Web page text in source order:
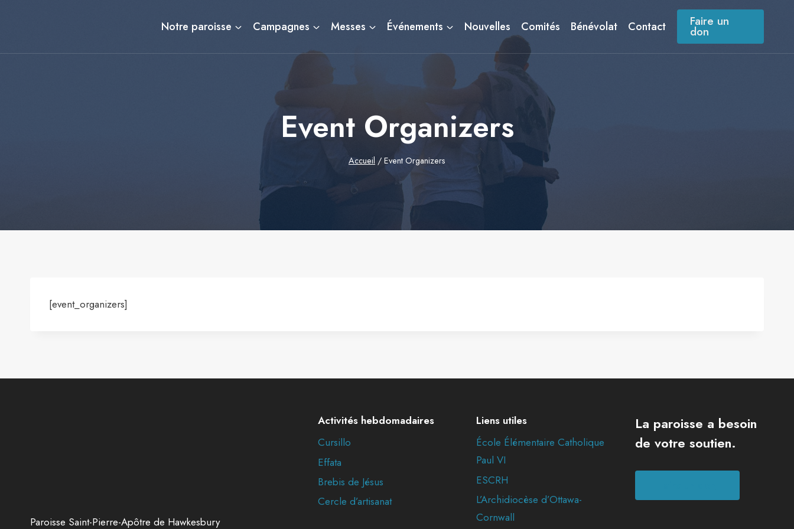
Notre paroisse Campagnes Messes Événements Nouvelles Comités Bénévolat Contact Faire un
don
Event Organizers
Accueil / Event Organizers
[event_organizers]
Paroisse Saint-Pierre-Apôtre de Hawkesbury
Activités hebdomadaires
Cursillo
Effata
Brebis de Jésus
Cercle d’artisanat
Liens utiles
École Élémentaire Catholique
Paul VI
ESCRH
L’Archidiocèse d’Ottawa-
Cornwall
La paroisse a besoin
de votre soutien.